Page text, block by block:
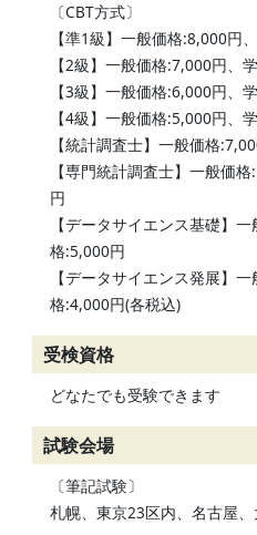
〔CBT方式〕
【準1級】一般価格:8,000円
【2級】一般価格:7,000円、
【3級】一般価格:6,000円、
【4級】一般価格:5,000円、
【統計調査士】一般価格
【専門統計調査士】一般価
円
【データサイエンス基礎】
格:5,000円
【データサイエンス発展】
格:4,000円(各税込)
受検資格
どなたでも受験できます
試験会場
〔筆記試験〕
札幌、東京23区内、名古屋